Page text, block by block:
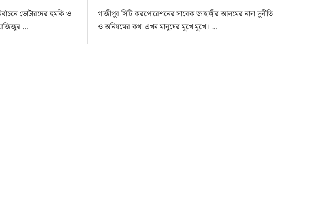
ভোটারদের হুমকি ও
আজিজুর …
গাজীপুর সিটি করপোরেশনের সাবেক জাহাঙ্গীর আলমের নানা দুর্নীতি
ও অনিয়মের কথা এখন মানুষের মুখে মুখে। …